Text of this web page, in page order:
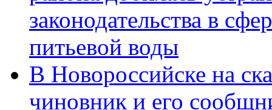
законодательства в
питьевой воды
В Новороссийске на
чиновник и его